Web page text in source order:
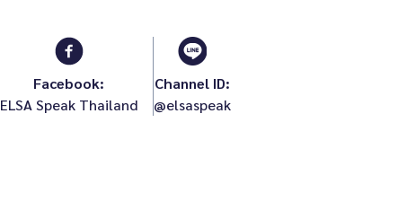
Facebook:
ELSA Speak Thailand
Channel ID:
@elsaspeak